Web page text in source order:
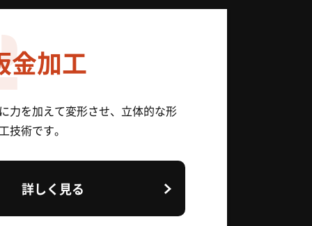
金加工
力を加えて変形させ、立体的な形
技術です。
詳しく見る